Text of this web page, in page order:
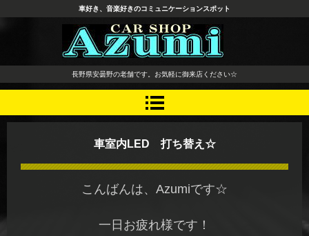
長野県 安曇野市 タイヤ ホ
イール デッドニング カーオ
ーディオ レカロシート
車好き、音楽好きのコミュニケーションスポット
長野県安曇野の老舗です。お気軽に御来店ください☆
車室内LED 打ち替え☆
こんばんは、Azumiです☆
一日お疲れ様です！